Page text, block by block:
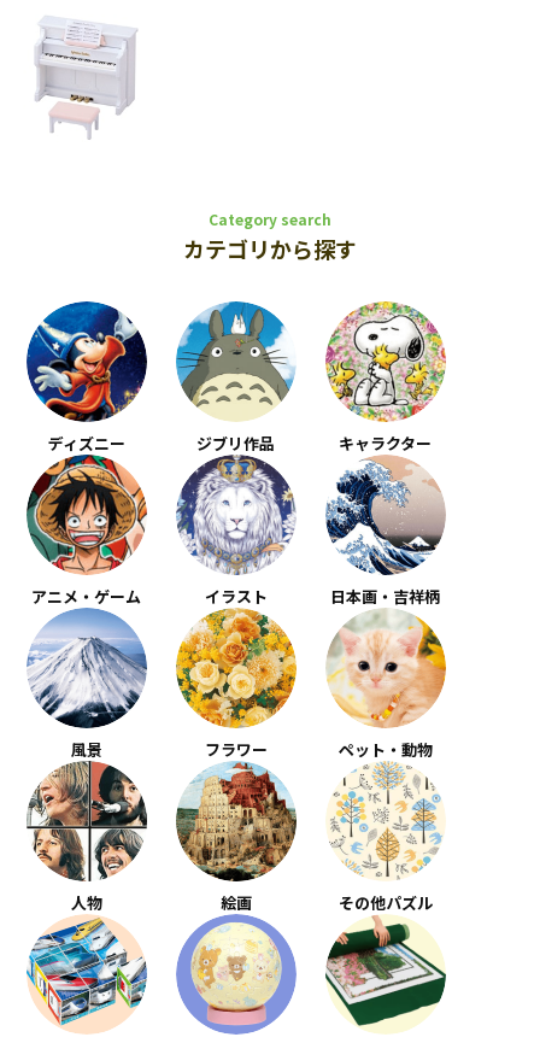
Category search
カテゴリから探す
ディズニー ジブリ作品 キャラクター
アニメ・ゲーム イラスト 日本画・吉祥柄
風景 フラワー ペット・動物
人物 絵画 その他パズル